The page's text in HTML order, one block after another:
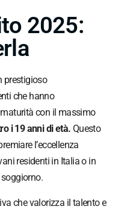
2025:
prestigioso
che hanno
con il massimo
i 19 anni di età. Questo
l’eccellenza
residenti in Italia o in
che valorizza il talento e